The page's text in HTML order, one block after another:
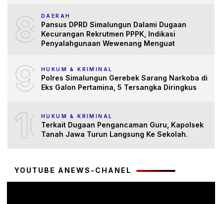
8 DAERAH
Pansus DPRD Simalungun Dalami Dugaan
Kecurangan Rekrutmen PPPK, Indikasi
Penyalahgunaan Wewenang Menguat
9 HUKUM & KRIMINAL
Polres Simalungun Gerebek Sarang Narkoba di
Eks Galon Pertamina, 5 Tersangka Diringkus
10HUKUM & KRIMINAL
Terkait Dugaan Pengancaman Guru, Kapolsek
Tanah Jawa Turun Langsung Ke Sekolah.
YOUTUBE ANEWS-CHANEL